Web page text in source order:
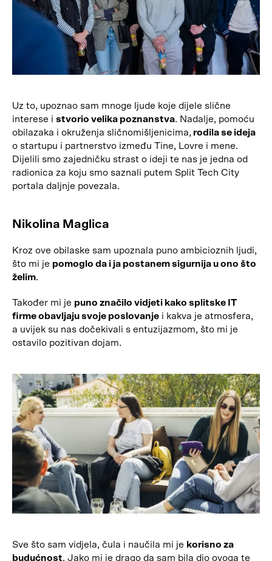
Uz to, upoznao sam mnoge ljude koje dijele slične
interese i stvorio velika poznanstva. Nadalje, pomoću
obilazaka i okruženja sličnomišljenicima, rodila se ideja
o startupu i partnerstvo između Tine, Lovre i mene.
Dijelili smo zajedničku strast o ideji te nas je jedna od
radionica za koju smo saznali putem Split Tech City
portala daljnje povezala.
Nikolina Maglica
Kroz ove obilaske sam upoznala puno ambicioznih ljudi,
što mi je pomoglo da i ja postanem sigurnija u ono što
želim.
Također mi je puno značilo vidjeti kako splitske IT
firme obavljaju svoje poslovanje i kakva je atmosfera,
a uvijek su nas dočekivali s entuzijazmom, što mi je
ostavilo pozitivan dojam.
Sve što sam vidjela, čula i naučila mi je korisno za
budućnost. Jako mi je drago da sam bila dio ovoga te